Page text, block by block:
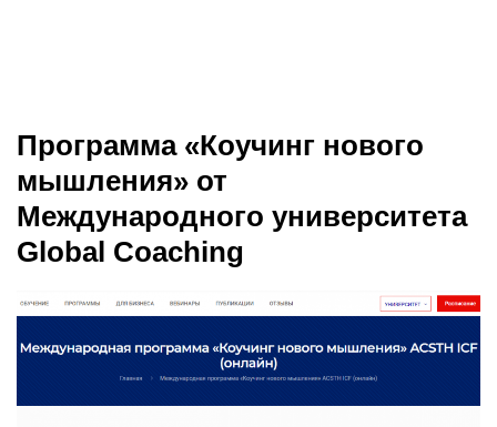
Программа «Коучинг нового
мышления» от
Международного университета
Global Coaching